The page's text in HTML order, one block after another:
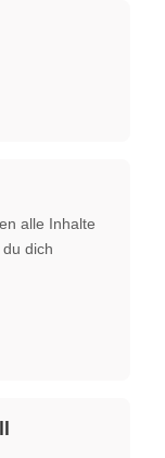
alle Inhalte
dich